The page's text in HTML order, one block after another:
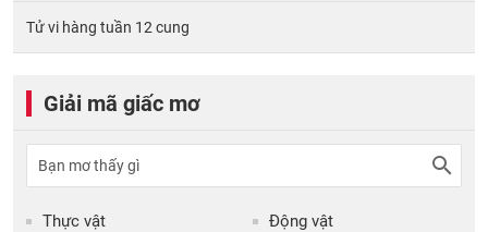
Tử vi hàng tuần 12 cung
Giải mã giấc mơ
Thực vật Động vật